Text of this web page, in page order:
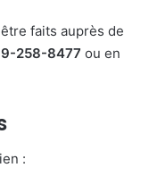
faits auprès de
258-8477 ou en
: